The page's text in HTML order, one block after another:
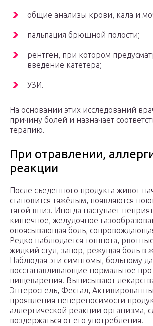
общие анализы крови, кала и
пальпация брюшной полости;
рентген, при котором
введение катетера;
УЗИ.
На основании этих исследований
причину болей и назначает
терапию.
При отравлении,
реакции
После съеденного продукта живот
становится тяжёлым, появляются
тягой вниз. Иногда наступает
кишечное, желудочное
опоясывающая боль,
Редко наблюдается тошнота,
жидкий стул, запор, режущая боль в
Наблюдая эти симптомы, больному
восстанавливающие нормальное
пищеварения. Выписывают
Энтеросгель, Фестал,
проявления непереносимости
аллергической реакции организма,
воздержаться от его употребления.